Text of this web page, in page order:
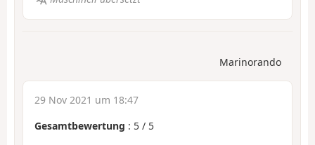
Marinorando
29 Nov 2021 um 18:47
Gesamtbewertung : 5 / 5